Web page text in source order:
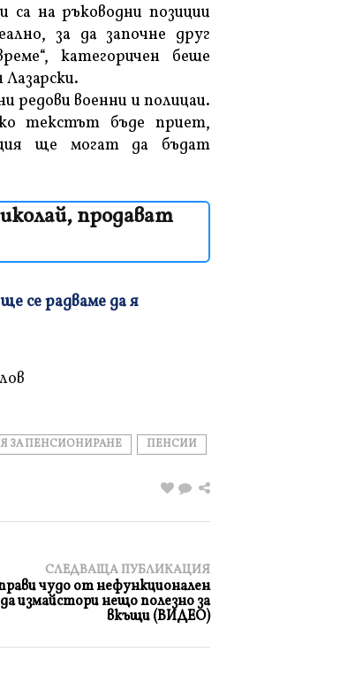
са на ръководни позиции
за да започне друг
категоричен беше
редови военни и полицаи.
текстът бъде приет,
ще могат да бъдат
продават
се радваме да я
ЗА ПЕНСИОНИРАНЕ
ПЕНСИИ
СЛЕДВАЩА ПУБЛИКАЦИЯ
чудo от нефункционален
измайстори нещо полезно за
вкъщи (ВИДЕО)